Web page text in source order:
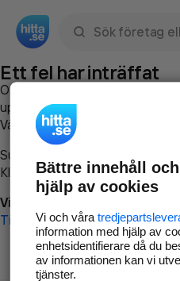
Ett fel har inträffat
Om du vill kan du
uppstod så att vi lättare och
Vänligen försök med följande:
Surfa till
Klicka påTillbaka-knappen i
Vi beklagar besväret!
Till startsidan
Bättre innehåll
hjälp av cookies
Vi och våra
information med hjälp av
enhetsidentifierare då du
av informationen kan vi
tjänster.